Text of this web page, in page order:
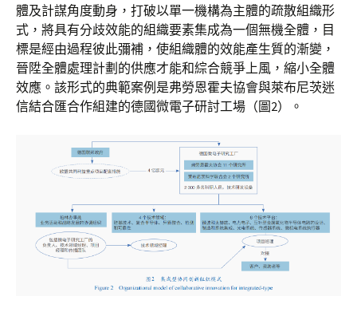
體及計謀角度動身，打破以單一機構為主體的疏散組織形
式，將具有分歧效能的組織要素集成為一個無機全體，目
標是經由過程彼此彌補，使組織體的效能產生質的漸變，
晉陞全體處理計劃的供應才能和綜合競爭上風，縮小全體
效應。該形式的典範案例是弗勞恩霍夫協會與萊布尼茨迷
信結合匯合作組建的德國微電子研討工場（圖2）。